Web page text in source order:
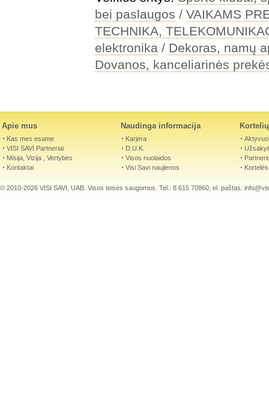
bei paslaugos / VAIKAMS
TECHNIKA,
elektronika / Dekoras, namų
Dovanos, kanceliarinės
Apie mus
Kas mes esame
VISI SAVI Partneriai
Misija, Vizija , Vertybės
Kontaktai
Naudinga informacija
Karjera
D.U.K.
Visos nuolaidos
Visi Savi naujienos
© 2010-2026 VISI SAVI, UAB. Visos teisės saugomos. Tel.: 8 615 70860, el. paštas: